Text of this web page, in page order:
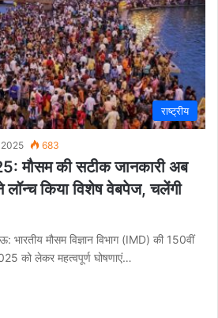
राष्ट्रीय
683
मौसम की सटीक जानकारी अब
किया विशेष वेबपेज, चलेंगी
मौसम विज्ञान विभाग (IMD) की 150वीं
को लेकर महत्वपूर्ण घोषणाएं…